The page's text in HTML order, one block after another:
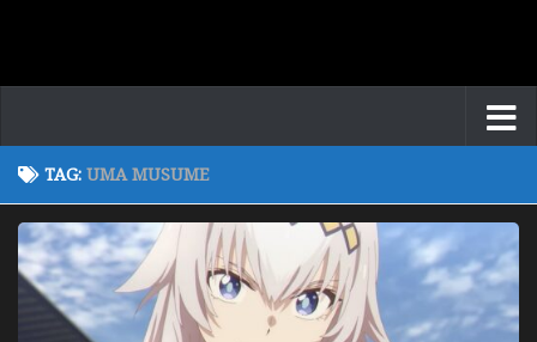
TAG: UMA MUSUME